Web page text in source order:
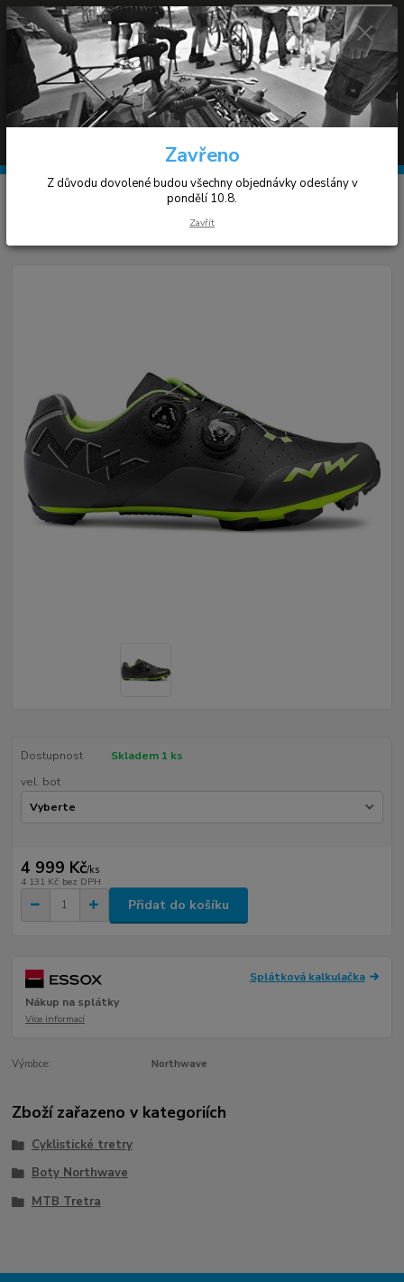
Menu
+420 608 030 119
(Po-Pá 9-17h)
za0 Kč
Northwave Rebel
Northwave Rebel
Dostupnost
Skladem 1 ks
vel. bot
4 999 Kč/ks
4 131 Kč bez DPH
Přidat do košíku
Splátková kalkulačka
Nákup na splátky
Více informací
Výrobce: Northwave
Zboží zařazeno v kategoriích
Cyklistické tretry
Boty Northwave
MTB Tretra
Zavřeno
Z důvodu dovolené budou všechny objednávky odeslány v
pondělí 10.8.
Zavřít